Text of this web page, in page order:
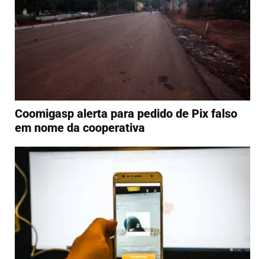
Coomigasp alerta para pedido de Pix falso
em nome da cooperativa